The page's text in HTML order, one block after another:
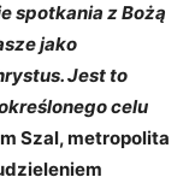
spotkania z Bożą
jako
Jest to
celu
Szal, metropolita